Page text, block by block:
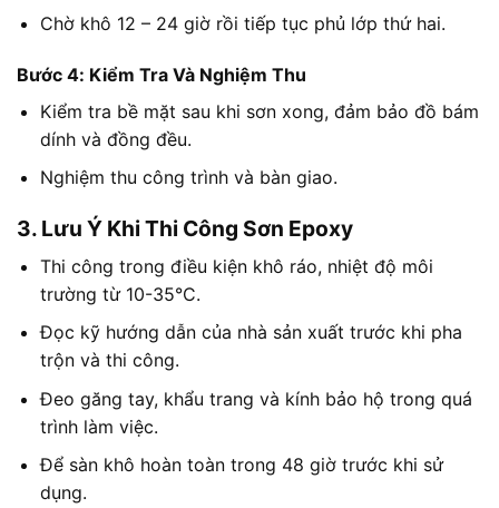
Chờ khô 12 – 24 giờ rồi tiếp tục phủ lớp thứ hai.
Bước 4: Kiểm Tra Và Nghiệm Thu
Kiểm tra bề mặt sau khi sơn xong, đảm bảo đồ bám
dính và đồng đều.
Nghiệm thu công trình và bàn giao.
3. Lưu Ý Khi Thi Công Sơn Epoxy
Thi công trong điều kiện khô ráo, nhiệt độ môi
trường từ 10-35°C.
Đọc kỹ hướng dẫn của nhà sản xuất trước khi pha
trộn và thi công.
Đeo găng tay, khẩu trang và kính bảo hộ trong quá
trình làm việc.
Để sàn khô hoàn toàn trong 48 giờ trước khi sử
dụng.